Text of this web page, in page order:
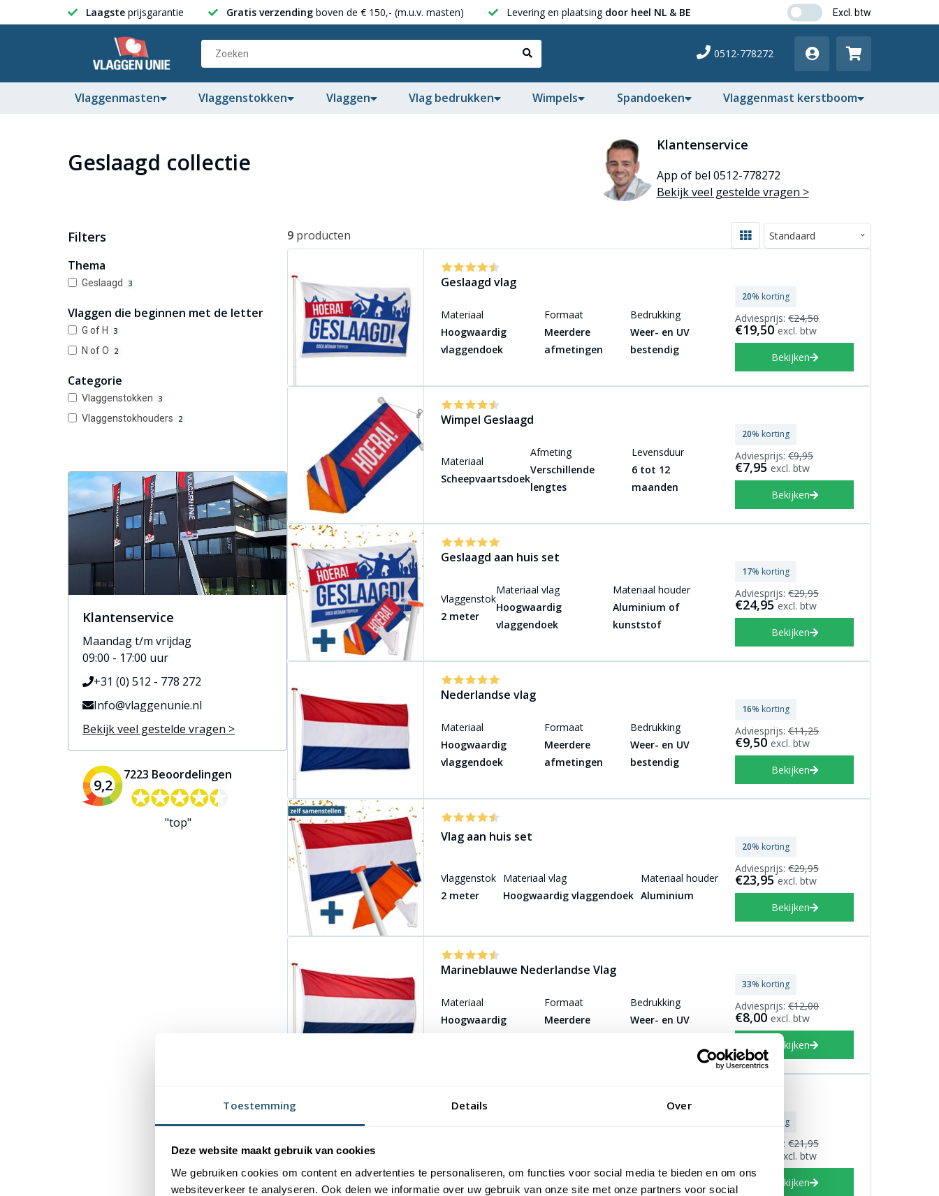
Toestemming Details Over
Deze website maakt gebruik van cookies
We gebruiken cookies om content en advertenties te personaliseren, om functies voor social media te bieden en om ons
websiteverkeer te analyseren. Ook delen we informatie over uw gebruik van onze site met onze partners voor social
Laagste prijsgarantie Gratis verzending boven de € 150,- (m.u.v. masten) Levering en plaatsing door heel NL & BE
0512-778272
Vlaggenmasten Vlaggenstokken Vlaggen Vlag bedrukken Wimpels Spandoeken Vlaggenmast kerstboom
Geslaagd collectie
Klantenservice
App of bel 0512-778272
Bekijk veel gestelde vragen >
Filters
Thema
Geslaagd 3
Vlaggen die beginnen met de letter
G of H 3
N of O 2
Categorie
Vlaggenstokken 3
Vlaggenstokhouders 2
Klantenservice
Maandag t/m vrijdag
09:00 - 17:00 uur
+31 (0) 512 - 778 272
Info@vlaggenunie.nl
Bekijk veel gestelde vragen >
9,2
7223 Beoordelingen
✪✪✪✪✪
✪✪✪✪✪
"top"
9 producten
Geslaagd vlag
Materiaal
Hoogwaardig
vlaggendoek
Formaat
Meerdere
afmetingen
Bedrukking
Weer- en UV
bestendig
20% korting
Adviesprijs: €24,50
€19,50excl. btw
Bekijken
Wimpel Geslaagd
Materiaal
Scheepvaartsdoek
Afmeting
Verschillende
lengtes
Levensduur
6 tot 12
maanden
20% korting
Adviesprijs: €9,95
€7,95 excl. btw
Bekijken
Geslaagd aan huis set
Vlaggenstok
2 meter
Materiaal vlag
Hoogwaardig
vlaggendoek
Materiaal houder
Aluminium of
kunststof
17% korting
Adviesprijs: €29,95
€24,95excl. btw
Bekijken
Nederlandse vlag
Materiaal
Hoogwaardig
vlaggendoek
Formaat
Meerdere
afmetingen
Bedrukking
Weer- en UV
bestendig
16% korting
Adviesprijs: €11,25
€9,50 excl. btw
Bekijken
Vlag aan huis set
Vlaggenstok
2 meter
Materiaal vlag
Hoogwaardig vlaggendoek
Materiaal houder
Aluminium
20% korting
Adviesprijs: €29,95
€23,95excl. btw
Bekijken
Marineblauwe Nederlandse Vlag
Materiaal
Hoogwaardig
Formaat
Meerdere
Bedrukking
Weer- en UV
33% korting
Adviesprijs: €12,00
€8,00 excl. btw
Bekijken
Aluminium vlaggenstok wit met knop
Aluminium
2 meter (deelbaar)
30mm
% korting
Adviesprijs: €21,95
excl. btw
Bekijken